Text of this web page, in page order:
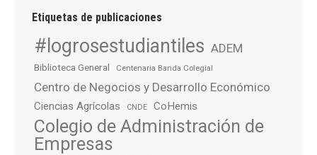
Etiquetas de publicaciones
#logrosestudiantiles ADEM
Biblioteca General Centenaria Banda Colegial
Centro de Negocios y Desarrollo Económico
Ciencias Agrícolas CNDE CoHemis
Colegio de Administración de
Empresas